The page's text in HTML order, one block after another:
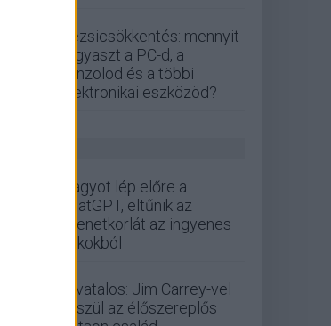
Rezsicsökkentés: mennyit
fogyaszt a PC-d, a
konzolod és a többi
elektronikai eszközöd?
Nagyot lép előre a
ChatGPT, eltűnik az
üzenetkorlát az ingyenes
fiókokból
Hivatalos: Jim Carrey-vel
készül az élőszereplős